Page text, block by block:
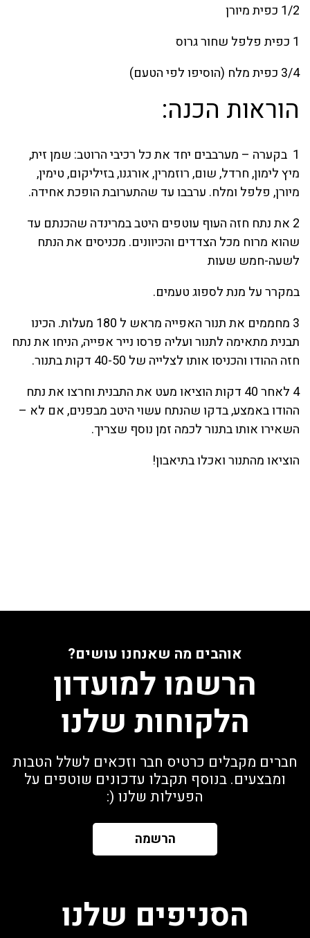
1/2 כפית מיורן
1 כפית פלפל שחור גרוס
3/4 כפית מלח (הוסיפו לפי הטעם)
הוראות הכנה:
1 בקערה – מערבבים יחד את כל רכיבי הרוטב: שמן זית,
מיץ לימון, חרדל, שום, רוזמרין, אורגנו, בזיליקום, טימין,
מיורן, פלפל ומלח. ערבבו עד שהתערובת הופכת אחידה.
2 את נתח חזה העוף עוטפים היטב במרינדה שהכנתם עד
שהוא מרוח מכל הצדדים והכיוונים. מכניסים את הנתח
לשעה-חמש שעות
במקרר על מנת לספוג טעמים.
3 מחממים את תנור האפייה מראש ל 180 מעלות. הכינו
תבנית מתאימה לתנור ועליה פרסו נייר אפייה, הניחו את נתח
חזה ההודו והכניסו אותו לצלייה של 40-50 דקות בתנור.
4 לאחר 40 דקות הוציאו מעט את התבנית וחרצו את נתח
ההודו באמצע, בדקו שהנתח עשוי היטב מבפנים, אם לא –
השאירו אותו בתנור לכמה זמן נוסף שצריך.
הוציאו מהתנור ואכלו בתיאבון!
אוהבים מה שאנחנו עושים?
הרשמו למועדון
הלקוחות שלנו
חברים מקבלים כרטיס חבר וזכאים לשלל הטבות
ומבצעים. בנוסף תקבלו עדכונים שוטפים על
הפעילות שלנו (:
הרשמה
הסניפים שלנו